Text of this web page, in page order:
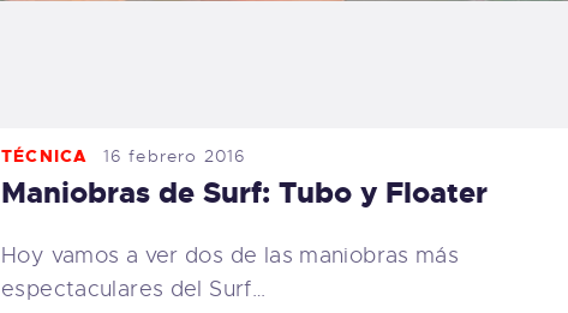
CONTACTO
CARRITO
TÉCNICA 16 febrero 2016
Maniobras de Surf: Tubo y Floater
Hoy vamos a ver dos de las maniobras más
espectaculares del Surf…